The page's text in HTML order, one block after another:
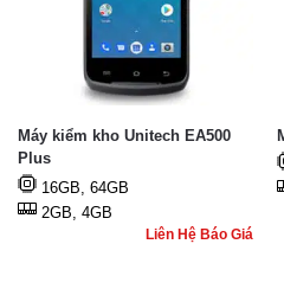
Máy kiểm kho Unitech EA500
Plus
16GB, 64GB
2GB, 4GB
Liên Hệ Báo Giá